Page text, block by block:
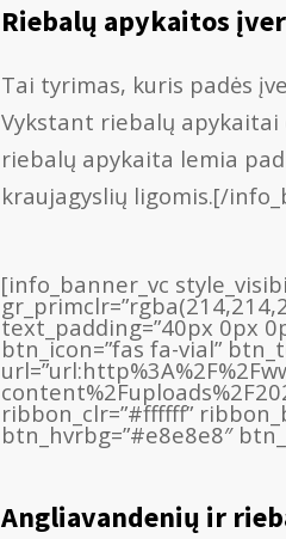
Riebalų apykaitos
Tai tyrimas, kuris padės
Vykstant riebalų
riebalų apykaita lemia
kraujagyslių ligomis.[/
[info_banner_vc
text_padding=”40px 0px
btn_icon=”fas fa-vial”
ribbon_clr=”#ffffff”
btn_hvrbg=”#e8e8e8″
Angliavandenių ir